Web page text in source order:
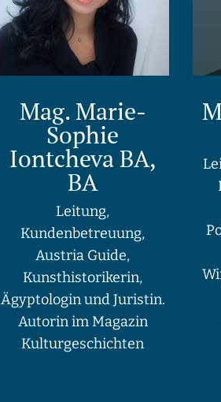
Mag. Marie-
Sophie
Iontcheva BA,
BA
Leitung,
Kundenbetreuung,
Austria Guide,
Kunsthistorikerin,
Ägyptologin und Juristin.
Autorin im Magazin
Kulturgeschichten